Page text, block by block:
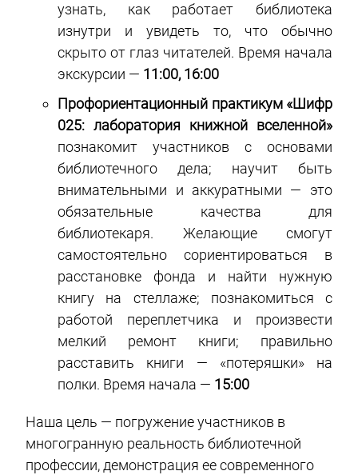
узнать, как работает библиотека
изнутри и увидеть то, что обычно
скрыто от глаз читателей. Время начала
экскурсии — 11:00, 16:00
Профориентационный практикум «Шифр
025: лаборатория книжной вселенной»
познакомит участников с основами
библиотечного дела; научит быть
внимательными и аккуратными — это
обязательные качества для
библиотекаря. Желающие смогут
самостоятельно сориентироваться в
расстановке фонда и найти нужную
книгу на стеллаже; познакомиться с
работой переплетчика и произвести
мелкий ремонт книги; правильно
расставить книги — «потеряшки» на
полки. Время начала — 15:00
Наша цель — погружение участников в
многогранную реальность библиотечной
профессии, демонстрация ее современного